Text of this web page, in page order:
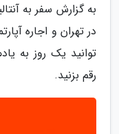
به گزارش سفر به
در تهران و اجاره
توانید یک روز به
رقم بزنید.